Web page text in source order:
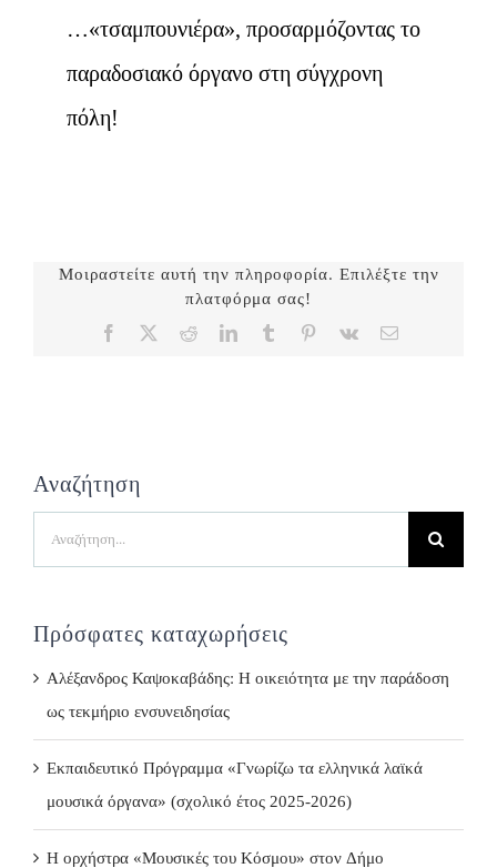
…«τσαμπουνιέρα», προσαρμόζοντας το
παραδοσιακό όργανο στη σύγχρονη
πόλη!
Μοιραστείτε αυτή την πληροφορία. Επιλέξτε την
πλατφόρμα σας!
Facebook
RedditLinkedInTumblr Pinterest
Vk Email
Αναζήτηση
Πρόσφατες καταχωρήσεις
Αλέξανδρος Καψοκαβάδης: Η οικειότητα με την παράδοση
ως τεκμήριο ενσυνειδησίας
Εκπαιδευτικό Πρόγραμμα «Γνωρίζω τα ελληνικά λαϊκά
μουσικά όργανα» (σχολικό έτος 2025-2026)
Η ορχήστρα «Μουσικές του Κόσμου» στον Δήμο